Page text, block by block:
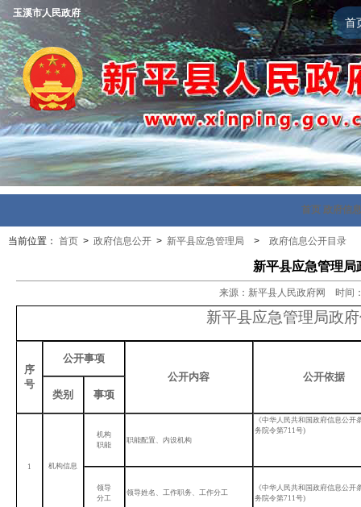
首
玉溪市人民政府
首页 政府信
当前位置： 首页 > 政府信息公开 > 新平县应急管理局 > 政府信息公开目录
新平县应急管理
来源：新平县人民政府网 时间
新平县应急管理局政
序
号
公开事项
公开内容
公开依据
类别
事项
1 机构信息
机构
职能
职能配置、内设机构
《中华人民共和国政府信息公开
务院令第711号)
领导
分工
领导姓名、工作职务、工作分工
《中华人民共和国政府信息公开
务院令第711号)